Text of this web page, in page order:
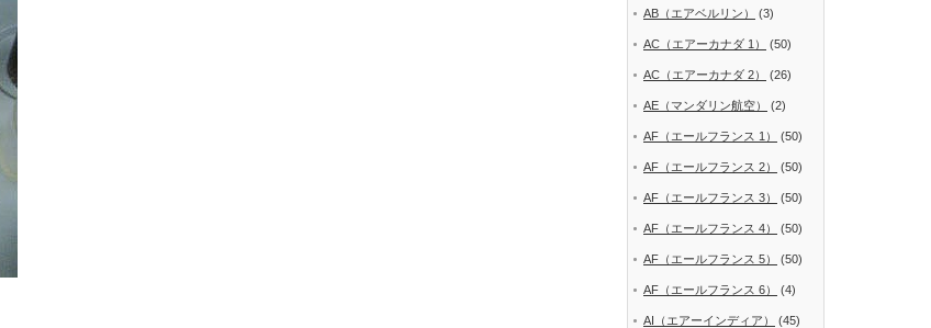
AB（エアベルリン） (3)
AC（エアーカナダ 1） (50)
AC（エアーカナダ 2） (26)
AE（マンダリン航空） (2)
AF（エールフランス 1） (50)
AF（エールフランス 2） (50)
AF（エールフランス 3） (50)
AF（エールフランス 4） (50)
AF（エールフランス 5） (50)
AF（エールフランス 6） (4)
AI（エアーインディア） (45)